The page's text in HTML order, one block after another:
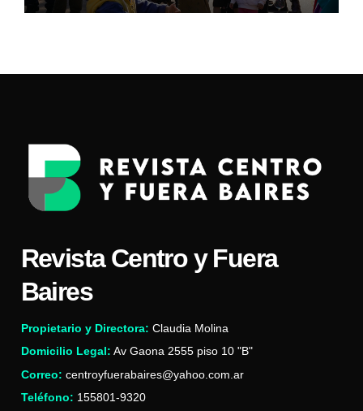
Revista Centro y Fuera
Baires
Propietario y Directora: Claudia Molina
Domicilio Legal: Av Gaona 2555 piso 10 "B"
Correo: centroyfuerabaires@yahoo.com.ar
Teléfono: 155801-9320